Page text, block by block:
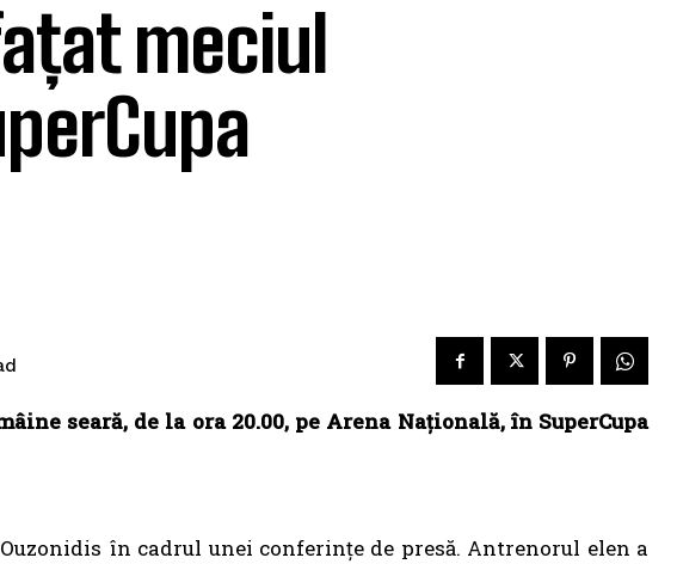
meciul
seară, de la ora 20.00, pe Arena Națională, în SuperCupa
în cadrul unei conferințe de presă. Antrenorul elen a